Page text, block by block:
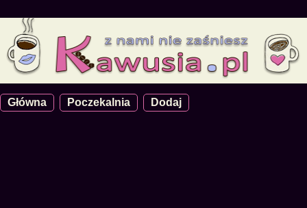
Główna Poczekalnia Dodaj